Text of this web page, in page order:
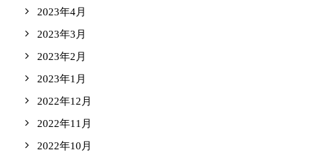
2023年4月
2023年3月
2023年2月
2023年1月
2022年12月
2022年11月
2022年10月